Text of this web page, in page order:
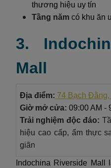
thương hiệu uy tín
Tầng năm có khu ăn
3.
Mall
Địa điểm: 74 Bạch
Giờ mở cửa: 09:00 AM -
Trải nghiệm độc đáo:
hiệu cao cấp, ẩm thực
giãn
Indochina Riverside